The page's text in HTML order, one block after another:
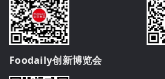
Foodaily创新博览会